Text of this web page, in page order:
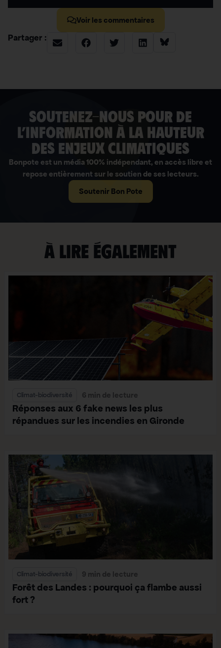
Voir les commentaires
Partager :
soutenez-nous pour de
l’information à la hauteur
des enjeux climatiques
Bonpote est un média 100% indépendant, en accès libre et
repose entièrement sur le soutien de ses lecteurs.
Soutenir Bon Pote
À lire également
Climat-biodiversité 6 min de lecture
Réponses aux 6 fake news les plus
répandues sur les incendies en Gironde
Climat-biodiversité 9 min de lecture
Forêt des Landes : pourquoi ça flambe aussi
fort ?